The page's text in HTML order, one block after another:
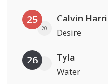
25
20
Calvin
Desire
26 Tyla
Water